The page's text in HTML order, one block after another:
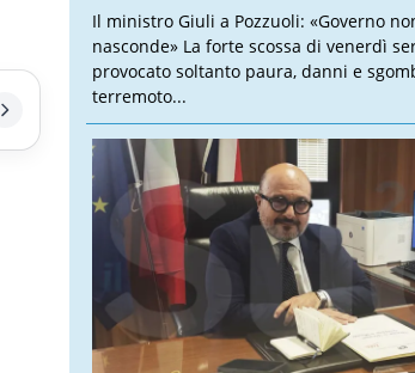
Il ministro Giuli a Pozzuoli: «Governo
nasconde» La forte scossa di venerdì
provocato soltanto paura, danni e
terremoto...